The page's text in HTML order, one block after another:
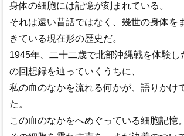
身体の細胞には記憶が刻まれている。
それは遠い昔話ではなく、幾世の身体を
きている現在形の歴史だ。
1945年、二十二歳で北部沖縄戦を体験し
の回想録を辿っていくうちに、
私の血のなかを流れる何かが、語りかけ
た。
この血のなかをへめぐっている細胞記憶。